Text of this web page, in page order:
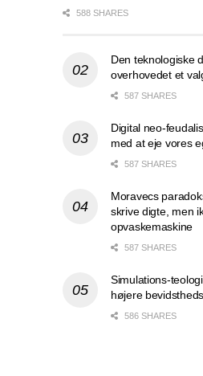
588 SHARES
Den teknologiske
overhovedet et
587 SHARES
Digital neo-
med at eje vores
587 SHARES
Moravecs
skrive digte, men
opvaskemaskine
587 SHARES
Simulations-
højere
586 SHARES